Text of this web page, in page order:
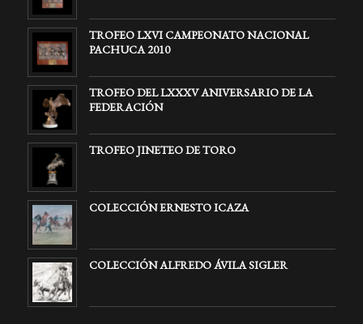
TROFEO LXVI CAMPEONATO NACIONAL
PACHUCA 2010
TROFEO DEL LXXXV ANIVERSARIO DE LA
FEDERACIÓN
TROFEO JINETEO DE TORO
COLECCIÓN ERNESTO ICAZA
COLECCIÓN ALFREDO ÁVILA SIGLER